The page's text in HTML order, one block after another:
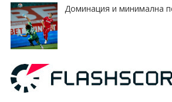
Доминация и минимална